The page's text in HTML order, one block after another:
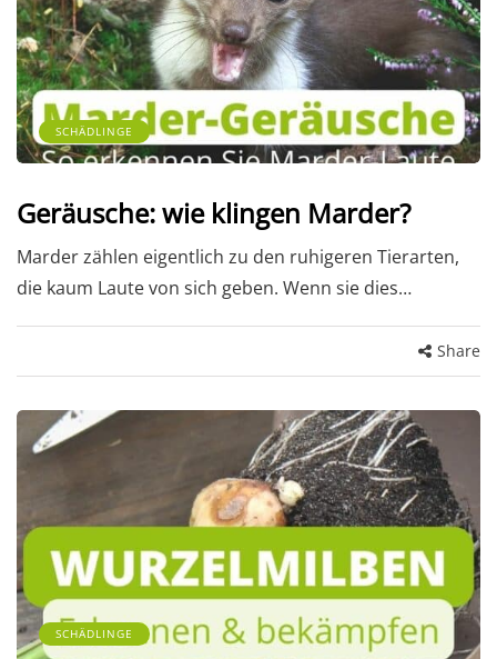
SCHÄDLINGE
Geräusche: wie klingen Marder?
Marder zählen eigentlich zu den ruhigeren Tierarten,
die kaum Laute von sich geben. Wenn sie dies…
Share
SCHÄDLINGE